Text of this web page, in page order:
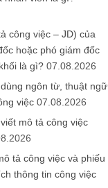
công việc – JD) của
hoặc phó giám đốc
là gì? 07.08.2026
ngôn từ, thuật ngữ
việc 07.08.2026
mô tả công việc
tả công việc và phiếu
thông tin công việc